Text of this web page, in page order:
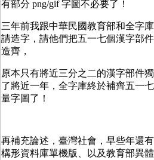
有部分 png/gif 字圖不必要了！
三年前我跟中華民國教育部和全字
請造字，請他們把五一七個漢字部
造齊，
原本只有將近三分之二的漢字部件
了將近一年，全字庫終於補齊五一
量字圖了！
再補充論述，臺灣社會，早些年還
構形資料庫單機版、以及教育部異